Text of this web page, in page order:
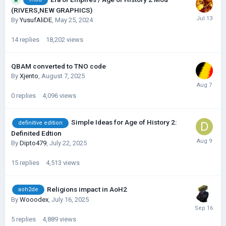
(RIVERS,NEW GRAPHICS)
ByYusufAliDE, May 25, 2024
14 replies 18,202 views
QBAM converted to TNO code
By Xjento, August 7, 2025
0 replies 4,096 views
definitive edition
Simple Ideas for Age of History 2:
Definited Edtion
By Dipto479 July 22, 2025
15 replies 4,513 views
aoh2de Religions impact in AoH2
By Wooodex, July 16, 2025
5 replies 4,889 views